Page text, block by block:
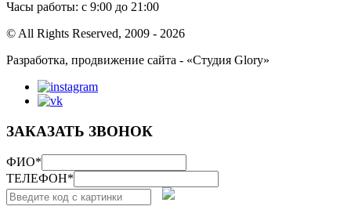
Часы работы: с 9:00 до 21:00
© All Rights Reserved, 2009 - 2026
Разработка, продвижение сайта - «Студия Glory»
ЗАКАЗАТЬ ЗВОНОК
ФИО*
ТЕЛЕФОН*